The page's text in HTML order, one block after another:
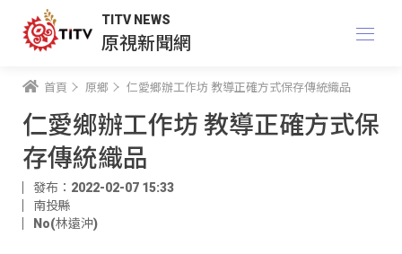
TITV NEWS
原視新聞網
首頁 原鄉 仁愛鄉辦工作坊 教導正確方式保存傳統織品
仁愛鄉辦工作坊 教導正確方式保
存傳統織品
發布：2022-02-07 15:33
南投縣
No(林遠沖)